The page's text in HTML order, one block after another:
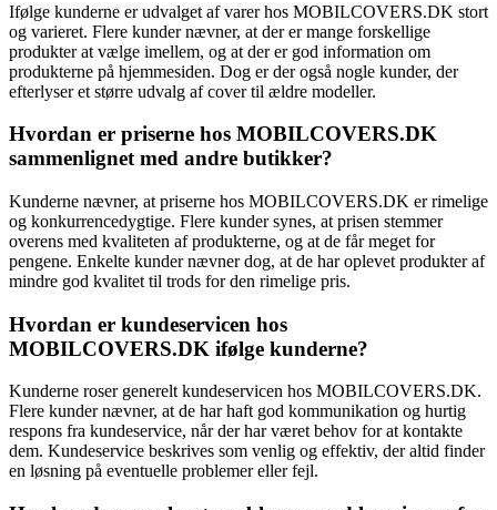
Ifølge kunderne er udvalget af varer hos MOBILCOVERS.DK stort
og varieret. Flere kunder nævner, at der er mange forskellige
produkter at vælge imellem, og at der er god information om
produkterne på hjemmesiden. Dog er der også nogle kunder, der
efterlyser et større udvalg af cover til ældre modeller.
Hvordan er priserne hos MOBILCOVERS.DK
sammenlignet med andre butikker?
Kunderne nævner, at priserne hos MOBILCOVERS.DK er rimelige
og konkurrencedygtige. Flere kunder synes, at prisen stemmer
overens med kvaliteten af produkterne, og at de får meget for
pengene. Enkelte kunder nævner dog, at de har oplevet produkter af
mindre god kvalitet til trods for den rimelige pris.
Hvordan er kundeservicen hos
MOBILCOVERS.DK ifølge kunderne?
Kunderne roser generelt kundeservicen hos MOBILCOVERS.DK.
Flere kunder nævner, at de har haft god kommunikation og hurtig
respons fra kundeservice, når der har været behov for at kontakte
dem. Kundeservice beskrives som venlig og effektiv, der altid finder
en løsning på eventuelle problemer eller fejl.